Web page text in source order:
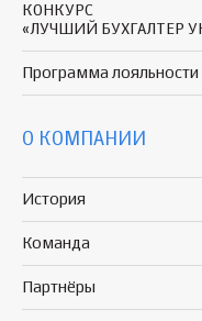
КОНКУРС
«ЛУЧШИЙ БУХГАЛТЕР
Программа лояльности
О КОМПАНИИ
История
Команда
Партнёры